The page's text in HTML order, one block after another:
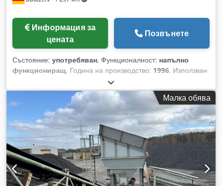
Информация за
цената
Позвънете
Състояние: употребяван, Функционалност: напълно
функциониращ, Година на производство: 1996, Използван
бункер за съхранение на материали -Изходящ конвейер
-Транспортна лента Credpfozq S Avex Ahtsf
Малка обява